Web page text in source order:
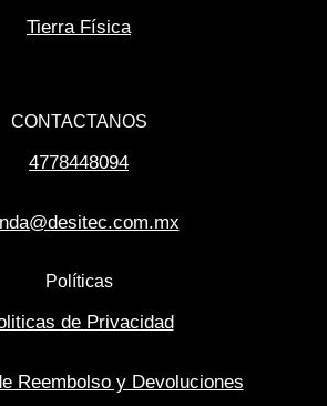
Tierra Física
CONTACTANOS
4778448094
Políticas
de Privacidad
Reembolso y Devoluciones